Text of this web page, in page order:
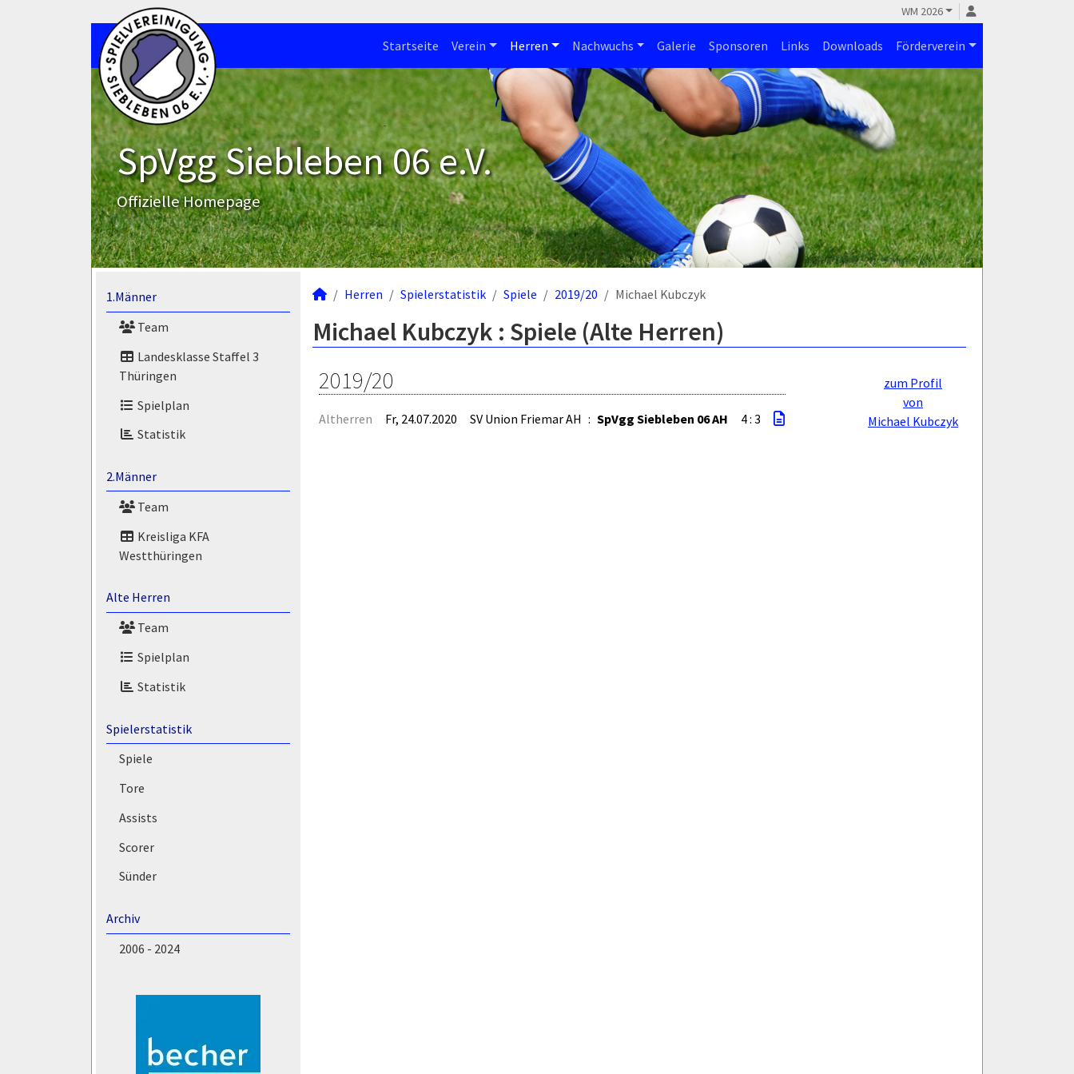
WM 2026
Startseite Verein Herren Nachwuchs Galerie Sponsoren Links Downloads Förderverein
SpVgg Siebleben 06 e.V.
Offizielle Homepage
1.Männer
Team
Landesklasse Staffel 3
Thüringen
Spielplan
Statistik
2.Männer
Team
Kreisliga KFA
Westthüringen
Alte Herren
Team
Spielplan
Statistik
Spielerstatistik
Spiele
Tore
Assists
Scorer
Sünder
Archiv
2006 - 2024
Herren Spielerstatistik Spiele 2019/20 Michael Kubczyk
Michael Kubczyk : Spiele (Alte Herren)
zum Profil
von
Michael Kubczyk
2019/20
Altherren Fr, 24.07.2020 SV Union Friemar AH : SpVgg Siebleben 06 AH 4 : 3